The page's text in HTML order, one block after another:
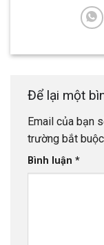
Để lại một
Email của bạn
trường bắt
Bình luận *